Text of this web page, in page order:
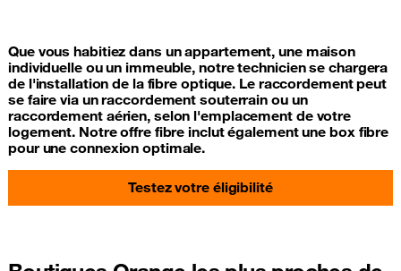
Que vous habitiez dans un appartement, une maison
individuelle ou un immeuble, notre technicien se chargera
de l'installation de la fibre optique. Le raccordement peut
se faire via un raccordement souterrain ou un
raccordement aérien, selon l'emplacement de votre
logement. Notre offre fibre inclut également une box fibre
pour une connexion optimale.
Testez votre éligibilité